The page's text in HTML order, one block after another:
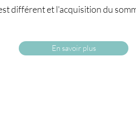
différent et l'acquisition du
En savoir plus